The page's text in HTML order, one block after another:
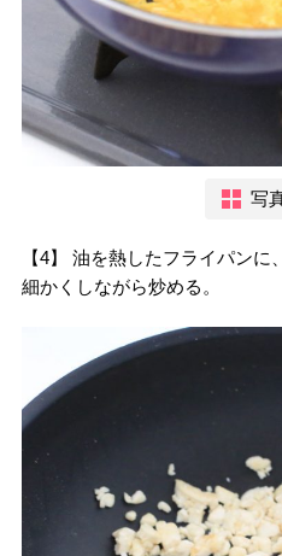
写
【4】 油を熱したフライパンに
細かくしながら炒める。